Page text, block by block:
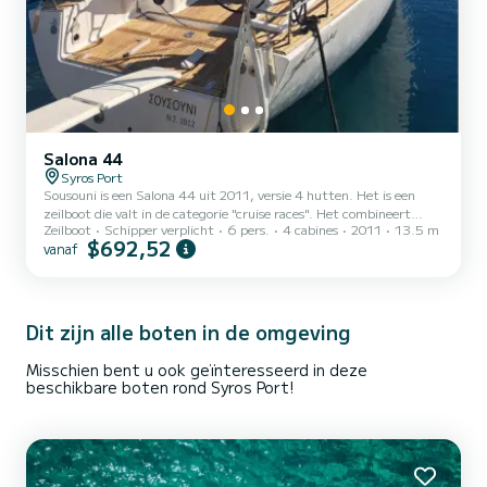
Salona 44
Syros Port
Sousouni is een Salona 44 uit 2011, versie 4 hutten. Het is een
zeilboot die valt in de categorie "cruise races". Het combineert
prestaties, design, comfort en betrouwbaarheid. De Salona 44 is
zeer aangenaam aan het roer, zowel in lichte als zware
Zeilboot Schipper verplicht 6 pers. 4 cabines 2011 13.5 m
vanaf $692,52
Dit zijn alle boten in de omgeving
Misschien bent u ook geïnteresseerd in deze
beschikbare boten rond Syros Port!